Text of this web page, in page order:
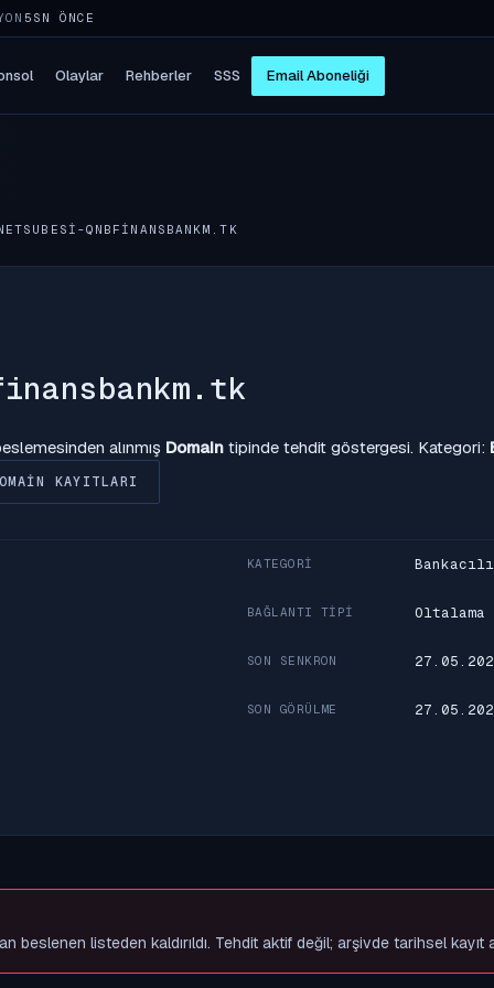
5SN ÖNCE
Olaylar Rehberler SSS Email Aboneliği
QNBFINANSBANKM.TK
alınmış Domain tipinde tehdit göstergesi. Kategori:
KAYITLARI
KATEGORI
BAĞLANTI TIPI Oltalama
SON SENKRON
SON GÖRÜLME
listeden kaldırıldı. Tehdit aktif değil; arşivde tarihsel kayıt